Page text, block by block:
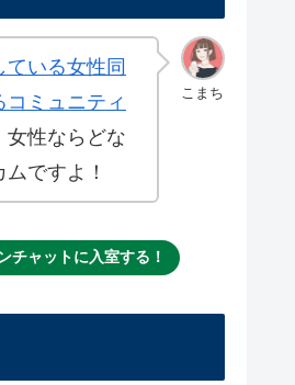
こまち
いる女性同
ミュニティ
女性ならどな
ですよ！
チャットに入室する！